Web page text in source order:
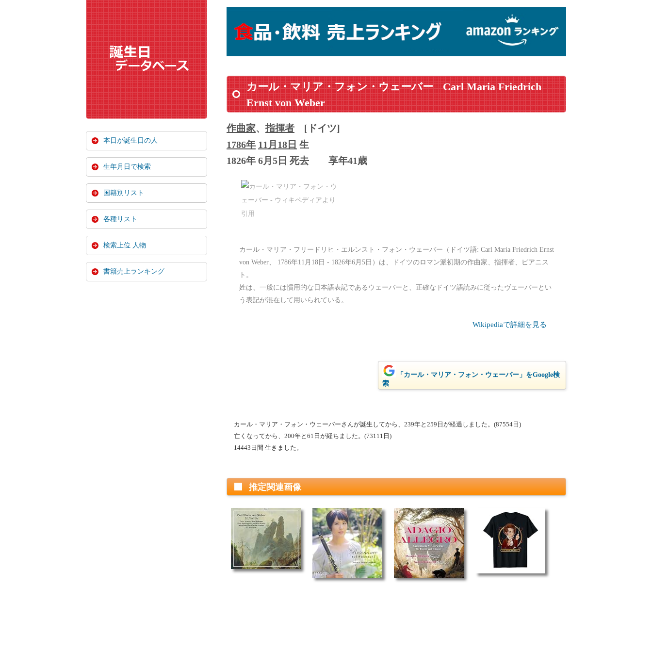
カール・マリア・フォン・ウェーバー
Carl Maria Friedrich
Ernst von Weber
作曲家、 指揮者
[ドイツ]
1786年 11月18日 生
1826年 6月5日 死去
享年41歳
カール・マリア・フリードリヒ・エルンスト・フォン・ウェーバー（ドイツ語: Carl Maria Friedrich Ernst
von Weber、 1786年11月18日 - 1826年6月5日）は、ドイツのロマン派初期の作曲家、指揮者、ピアニス
ト。
姓は、一般には慣用的な日本語表記であるウェーバーと、正確なドイツ語読みに従ったヴェーバーとい
う表記が混在して用いられている。
Wikipediaで詳細を見る
「カール・マリア・フォン・ウェーバー」をGoogle検
索
カール・マリア・フォン・ウェーバーさんが誕生してから、239年と259日が経過しました。(87554日)
亡くなってから、200年と61日が経ちました。(73111日)
14443日間 生きました。
推定関連画像
本日が誕生日の人
生年月日で検索
国籍別リスト
各種リスト
検索上位 人物
書籍売上ランキング